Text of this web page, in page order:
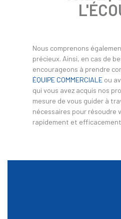
Nous comprenons
précieux. Ainsi, en cas de
encourageons à prendre
ÉQUIPE COMMERCIALE ou
qui vous avez acquis nos
mesure de vous guider à
nécessaires pour résoudre
rapidement et